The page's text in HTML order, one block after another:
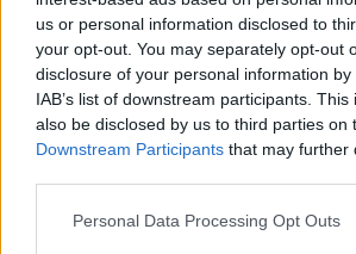
us or personal information disclosed to
your opt-out. You may separately opt-out
disclosure of your personal information
IAB’s list of downstream participants.
also be disclosed by us to third parties on
Downstream Participants that may further
Personal Data Processing Opt Outs
Napsat uživateli
Informace o profilu a
Registrace od: 09.12.2018
Online: Není nikde online
Naposledy aktivní:
Profil zobrazen : 575x